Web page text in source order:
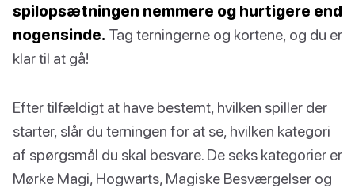
spilopsætningen nemmere og hurtigere end
nogensinde. Tag terningerne og kortene, og du er
klar til at gå!
Efter tilfældigt at have bestemt, hvilken spiller der
starter, slår du terningen for at se, hvilken kategori
af spørgsmål du skal besvare. De seks kategorier er
Mørke Magi, Hogwarts, Magiske Besværgelser og